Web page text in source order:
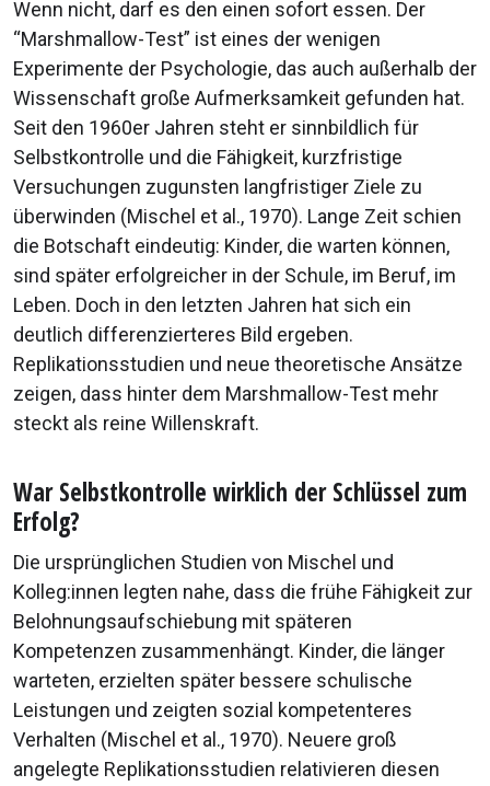
Wenn nicht, darf es den einen sofort essen. Der
“Marshmallow-Test” ist eines der wenigen
Experimente der Psychologie, das auch außerhalb der
Wissenschaft große Aufmerksamkeit gefunden hat.
Seit den 1960er Jahren steht er sinnbildlich für
Selbstkontrolle und die Fähigkeit, kurzfristige
Versuchungen zugunsten langfristiger Ziele zu
überwinden (Mischel et al., 1970). Lange Zeit schien
die Botschaft eindeutig: Kinder, die warten können,
sind später erfolgreicher in der Schule, im Beruf, im
Leben. Doch in den letzten Jahren hat sich ein
deutlich differenzierteres Bild ergeben.
Replikationsstudien und neue theoretische Ansätze
zeigen, dass hinter dem Marshmallow-Test mehr
steckt als reine Willenskraft.
War Selbstkontrolle wirklich der Schlüssel zum
Erfolg?
Die ursprünglichen Studien von Mischel und
Kolleg:innen legten nahe, dass die frühe Fähigkeit zur
Belohnungsaufschiebung mit späteren
Kompetenzen zusammenhängt. Kinder, die länger
warteten, erzielten später bessere schulische
Leistungen und zeigten sozial kompetenteres
Verhalten (Mischel et al., 1970). Neuere groß
angelegte Replikationsstudien relativieren diesen